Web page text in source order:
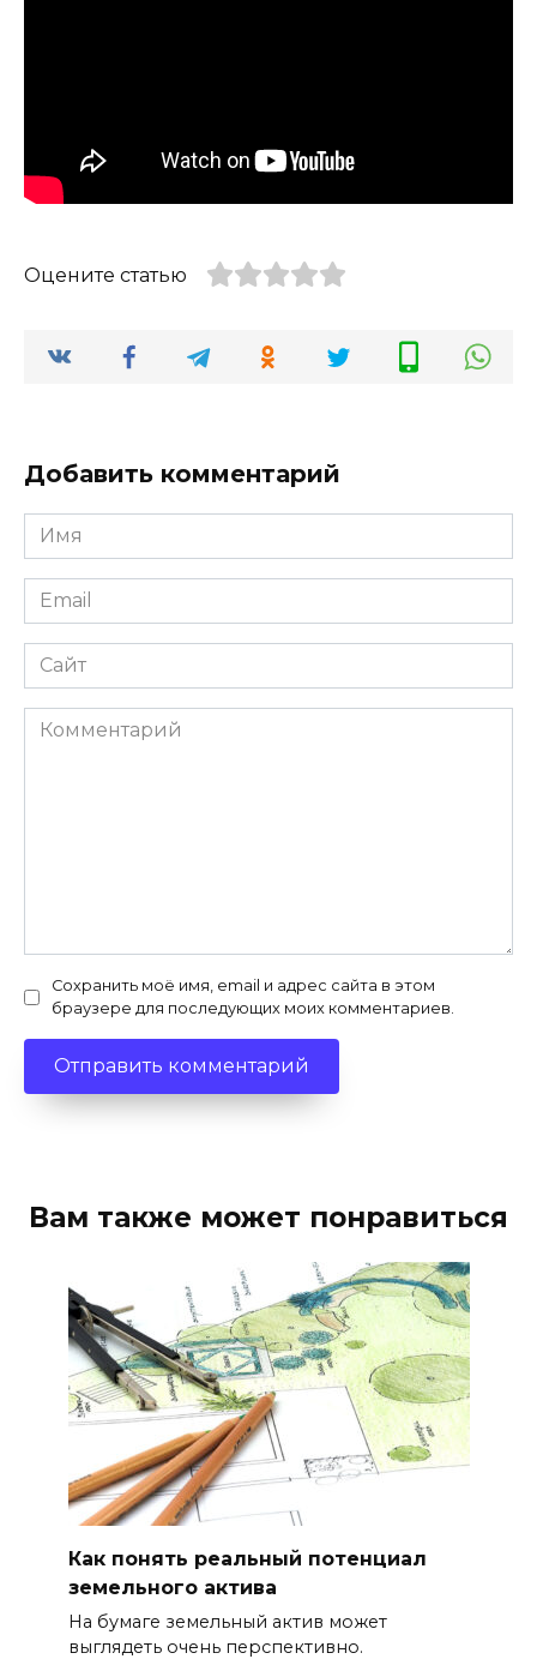
Оцените статью
Добавить комментарий
Имя
*
Email
*
Сайт
Комментарий
Сохранить моё имя, email и адрес сайта в этом
браузере для последующих моих комментариев.
Вам также может понравиться
Как понять реальный потенциал
земельного актива
На бумаге земельный актив может
выглядеть очень перспективно.